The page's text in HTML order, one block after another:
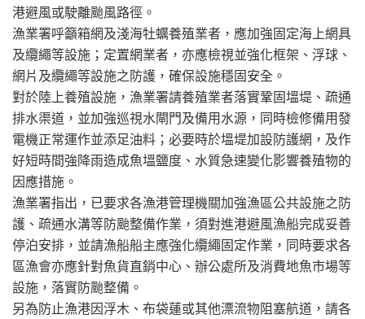
港避風或駛離颱風路徑。
漁業署呼籲箱網及淺海牡蠣養殖業者，應加強固定海上網具
及纜繩等設施；定置網業者，亦應檢視並強化框架、浮球、
網片及纜繩等設施之防護，確保設施穩固安全。
對於陸上養殖設施，漁業署請養殖業者落實鞏固塭堤、疏通
排水渠道，並加強巡視水閘門及備用水源，同時檢修備用發
電機正常運作並添足油料；必要時於塭堤加設防護網，及作
好短時間強降雨造成魚塭鹽度、水質急速變化影響養殖物的
因應措施。
漁業署指出，已要求各漁港管理機關加強漁區公共設施之防
護、疏通水溝等防颱整備作業，須對進港避風漁船完成妥善
停泊安排，並請漁船船主應強化纜繩固定作業，同時要求各
區漁會亦應針對魚貨直銷中心、辦公處所及消費地魚市場等
設施，落實防颱整備。
另為防止漁港因浮木、布袋蓮或其他漂流物阻塞航道，請各